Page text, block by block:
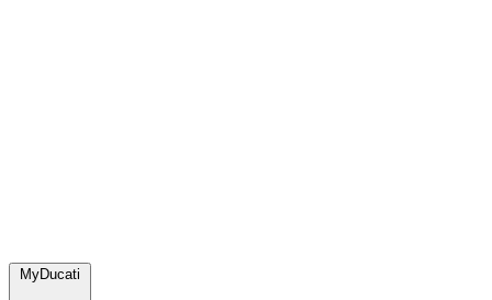
MyDucati